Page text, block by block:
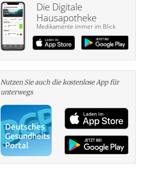
Die Digitale
Hausapotheke
Medikamente immer im Blick
Nutzen Sie auch die kosten­lose App für
unterwegs